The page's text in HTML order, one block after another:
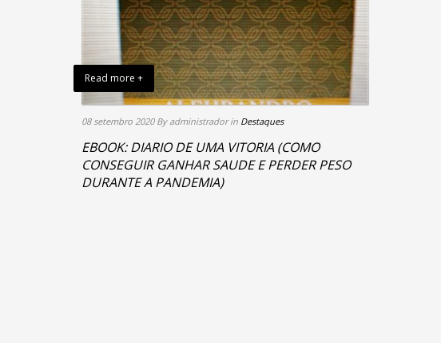
Read more +
08 setembro 2020 By administrador in Destaques
EBOOK: DIARIO DE UMA VITORIA (COMO
CONSEGUIR GANHAR SAUDE E PERDER PESO
DURANTE A PANDEMIA)